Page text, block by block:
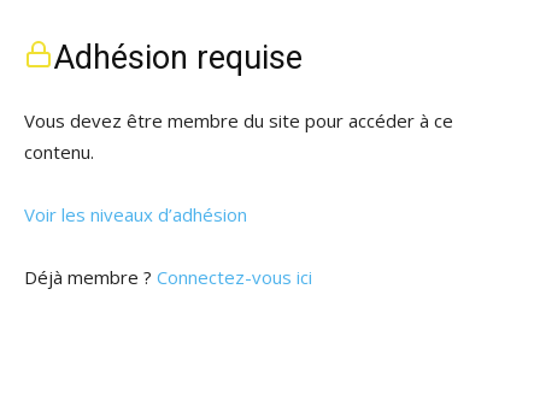
Adhésion requise
Vous devez être membre du site pour accéder à ce
contenu.
Voir les niveaux d’adhésion
Déjà membre ? Connectez-vous ici